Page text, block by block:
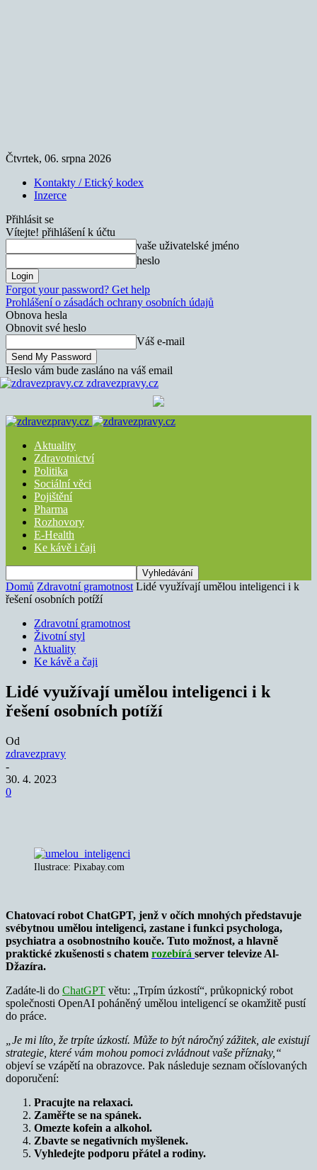
Čtvrtek, 06. srpna 2026
Kontakty / Etický kodex
Inzerce
Přihlásit se
Vítejte! přihlášení k účtu
vaše uživatelské jméno
heslo
Forgot your password? Get help
Prohlášení o zásadách ochrany osobních údajů
Obnova hesla
Obnovit své heslo
Váš e-mail
Heslo vám bude zasláno na váš email
zdravezpravy.cz
Aktuality
Zdravotnictví
Politika
Sociální věci
Pojištění
Pharma
Rozhovory
E-Health
Ke kávě i čaji
Domů Zdravotní gramotnost Lidé využívají umělou inteligenci i k
řešení osobních potíží
Zdravotní gramotnost
Životní styl
Aktuality
Ke kávě a čaji
Lidé využívají umělou inteligenci i k
řešení osobních potíží
Od
zdravezpravy
-
30. 4. 2023
0
Ilustrace: Pixabay.com
Chatovací robot ChatGPT, jenž v očích mnohých představuje
svébytnou umělou inteligenci, zastane i funkci psychologa,
psychiatra a osobnostního kouče. Tuto možnost, a hlavně
praktické zkušenosti s chatem rozebírá server televize Al-
Džazíra.
Zadáte-li do ChatGPT větu: „Trpím úzkostí“, průkopnický robot
společnosti OpenAI poháněný umělou inteligencí se okamžitě pustí
do práce.
„Je mi líto, že trpíte úzkostí. Může to být náročný zážitek, ale existují
strategie, které vám mohou pomoci zvládnout vaše příznaky,“
objeví se vzápětí na obrazovce. Pak následuje seznam očíslovaných
doporučení:
Pracujte na relaxaci.
Zaměřte se na spánek.
Omezte kofein a alkohol.
Zbavte se negativních myšlenek.
Vyhledejte podporu přátel a rodiny.